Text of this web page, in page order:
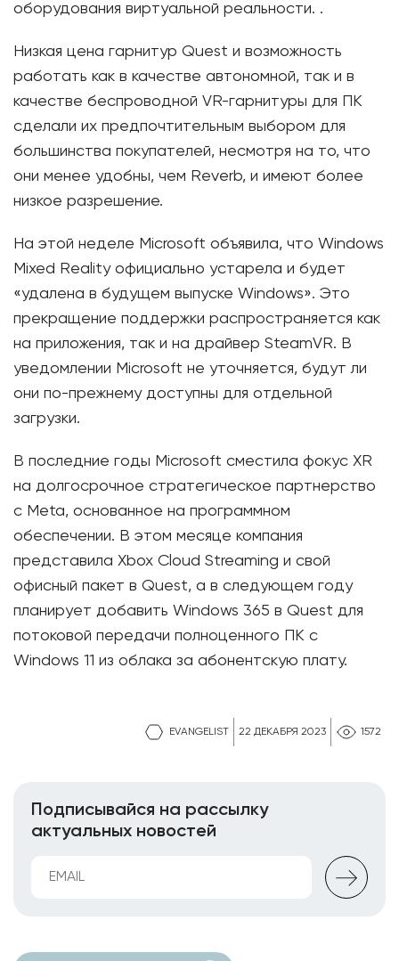
EVANGELIST 22 ДЕКАБРЯ 2023 1572
оборудования виртуальной реальности. .
Низкая цена гарнитур Quest и возможность
работать как в качестве автономной, так и в
качестве беспроводной VR-гарнитуры для ПК
сделали их предпочтительным выбором для
большинства покупателей, несмотря на то, что
они менее удобны, чем Reverb, и имеют более
низкое разрешение.
На этой неделе Microsoft объявила, что Windows
Mixed Reality официально устарела и будет
«удалена в будущем выпуске Windows». Это
прекращение поддержки распространяется как
на приложения, так и на драйвер SteamVR. В
уведомлении Microsoft не уточняется, будут ли
они по-прежнему доступны для отдельной
загрузки.
В последние годы Microsoft сместила фокус XR
на долгосрочное стратегическое партнерство
с Meta, основанное на программном
обеспечении. В этом месяце компания
представила Xbox Cloud Streaming и свой
офисный пакет в Quest, а в следующем году
планирует добавить Windows 365 в Quest для
потоковой передачи полноценного ПК с
Windows 11 из облака за абонентскую плату.
Подписывайся на рассылку
актуальных новостей